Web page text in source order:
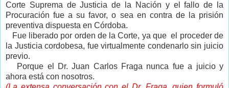
Corte Suprema de Justicia de la Nación y el fallo de la
Procuración fue a su favor, o sea en contra de la prisión
preventiva dispuesta en Córdoba.
Fue liberado por orden de la Corte, ya que el proceder de
la Justicia cordobesa, fue virtualmente condenarlo sin juicio
previo.
Porque el Dr. Juan Carlos Fraga nunca fue a juicio y
ahora está con nosotros.